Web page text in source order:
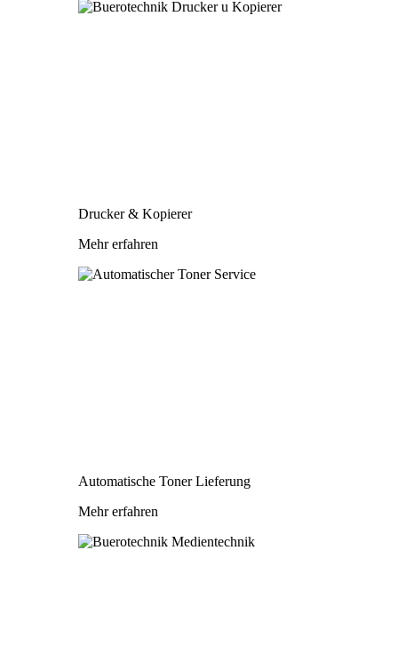
Drucker & Kopierer
Mehr erfahren
Automatische Toner Lieferung
Mehr erfahren